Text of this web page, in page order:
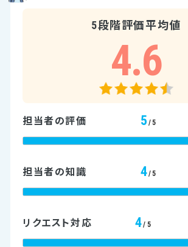
5段階評価平均値
4.6
担当者の評価 5 /5
担当者の知識 4/5
リクエスト対応 4/5